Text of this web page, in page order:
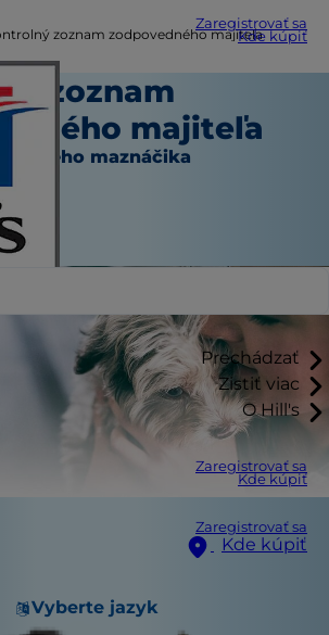
Zaregistrovať sa
Kde kúpiť
Prechádzať
Zistiť viac
O Hill's
Zaregistrovať sa
Kde kúpiť
Zaregistrovať sa
Kde kúpiť
Vyberte jazyk
zoznam zodpovedného majiteľa
zoznam
majiteľa
maznáčika